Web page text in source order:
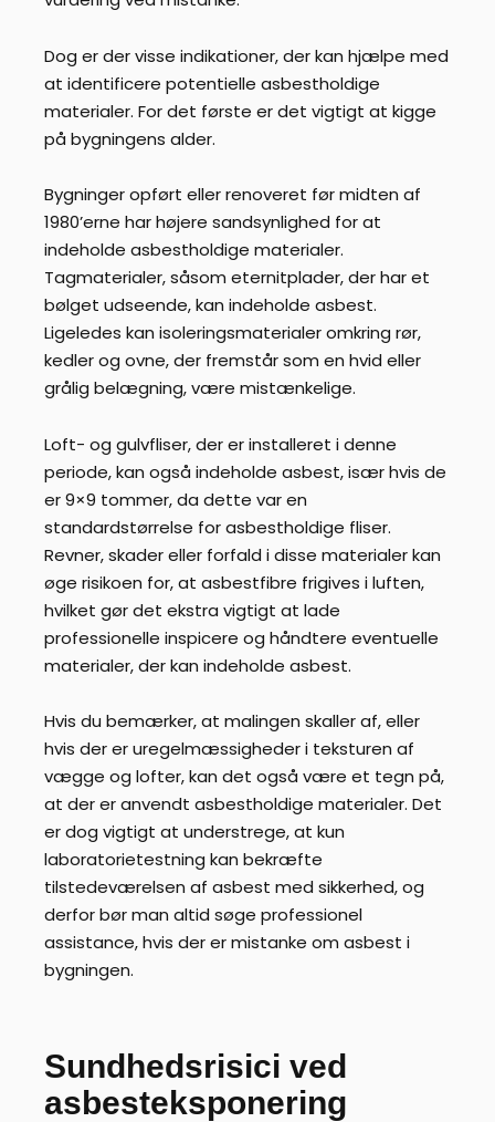
Dog er der visse indikationer, der kan hjælpe med
at identificere potentielle asbestholdige
materialer. For det første er det vigtigt at kigge
på bygningens alder.
Bygninger opført eller renoveret før midten af
1980’erne har højere sandsynlighed for at
indeholde asbestholdige materialer.
Tagmaterialer, såsom eternitplader, der har et
bølget udseende, kan indeholde asbest.
Ligeledes kan isoleringsmaterialer omkring rør,
kedler og ovne, der fremstår som en hvid eller
grålig belægning, være mistænkelige.
Loft- og gulvfliser, der er installeret i denne
periode, kan også indeholde asbest, især hvis de
er 9×9 tommer, da dette var en
standardstørrelse for asbestholdige fliser.
Revner, skader eller forfald i disse materialer kan
øge risikoen for, at asbestfibre frigives i luften,
hvilket gør det ekstra vigtigt at lade
professionelle inspicere og håndtere eventuelle
materialer, der kan indeholde asbest.
Hvis du bemærker, at malingen skaller af, eller
hvis der er uregelmæssigheder i teksturen af
vægge og lofter, kan det også være et tegn på,
at der er anvendt asbestholdige materialer. Det
er dog vigtigt at understrege, at kun
laboratorietestning kan bekræfte
tilstedeværelsen af asbest med sikkerhed, og
derfor bør man altid søge professionel
assistance, hvis der er mistanke om asbest i
bygningen.
Sundhedsrisici ved
asbesteksponering